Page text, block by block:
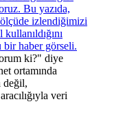
ki?" diye
ortamında
değil,
veri